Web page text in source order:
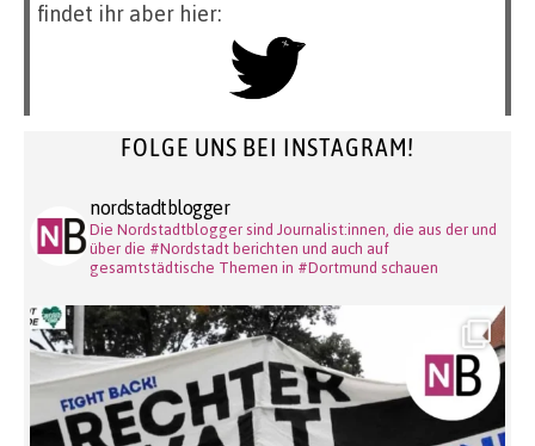
findet ihr aber hier:
FOLGE UNS BEI INSTAGRAM!
nordstadtblogger
Die Nordstadtblogger sind Journalist:innen, die aus der und
über die #Nordstadt berichten und auch auf
gesamtstädtische Themen in #Dortmund schauen